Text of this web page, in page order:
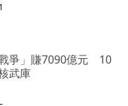
爭」賺7090億元 10
武庫